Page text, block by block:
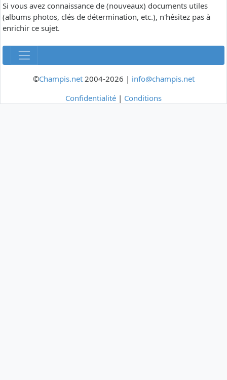
Si vous avez connaissance de (nouveaux) documents utiles
(albums photos, clés de détermination, etc.), n'hésitez pas à
enrichir ce sujet.
©Champis.net2004-2026 | info@champis.net
Confidentialité | Conditions